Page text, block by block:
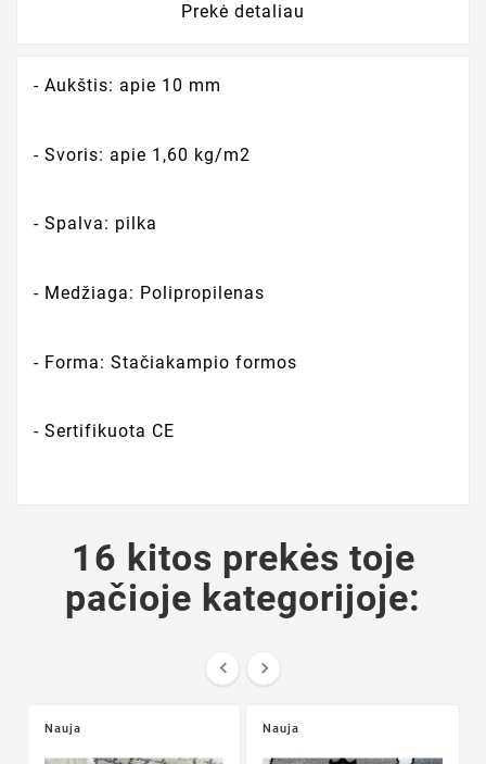
Prekė detaliau
- Aukštis: apie 10 mm
- Svoris: apie 1,60 kg/m2
- Spalva: pilka
- Medžiaga: Polipropilenas
- Forma: Stačiakampio formos
- Sertifikuota CE
16 kitos prekės toje
pačioje kategorijoje:
 
Nauja Nauja